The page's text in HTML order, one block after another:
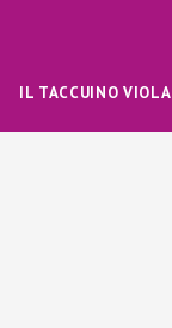
IL TACCUINO VIOLA